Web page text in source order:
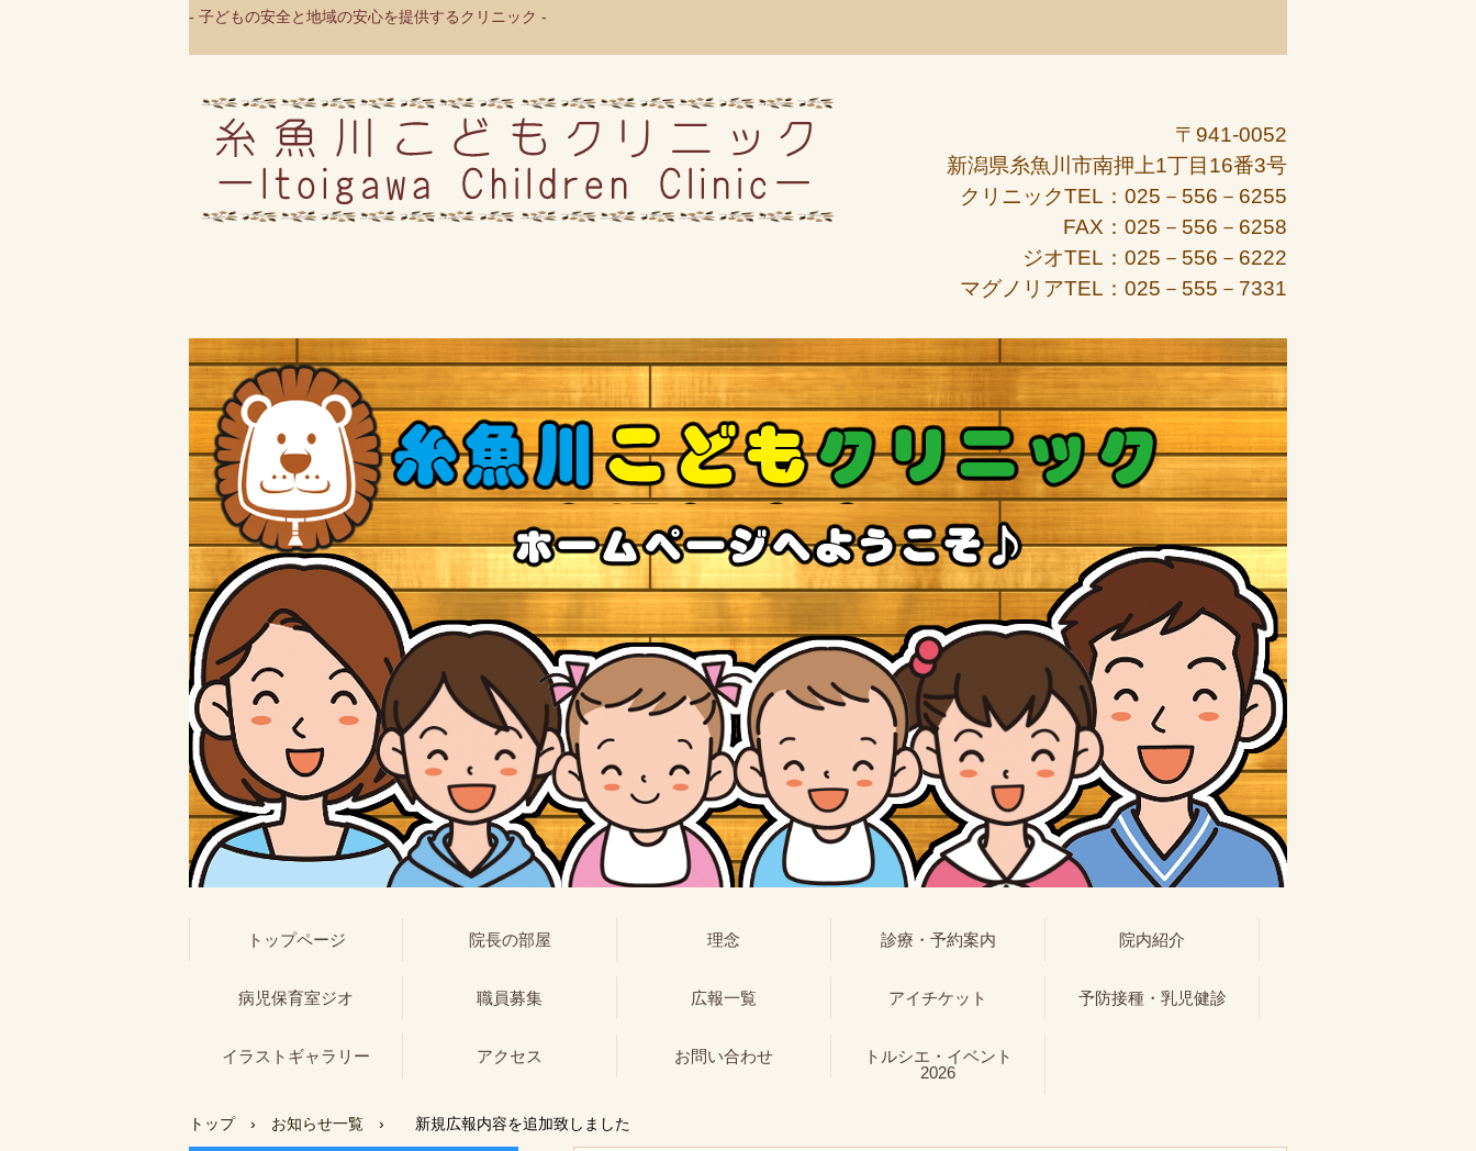
- 子どもの安全と地域の安心を提供するクリニック -
〒941-0052
新潟県糸魚川市南押上1丁目16番3号
クリニックTEL：025－556－6255
FAX：025－556－6258
ジオTEL：025－556－6222
マグノリアTEL：025－555－7331
トップページ 院長の部屋 理念 診療・予約案内 院内紹介
病児保育室ジオ 職員募集 広報一覧 アイチケット 予防接種・乳児健診
イラストギャラリー アクセス お問い合わせ
トルシエ・イベント
2026
トップ › お知らせ一覧 › 新規広報内容を追加致しました